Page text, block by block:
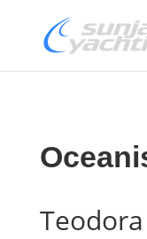
Teodora